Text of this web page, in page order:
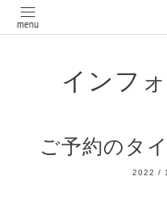
インフ
ご予約のタ
2022 /